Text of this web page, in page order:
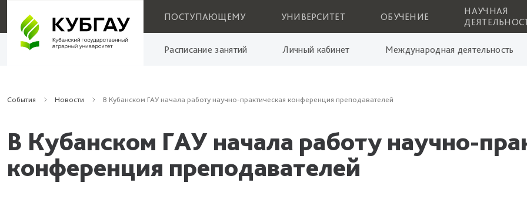
ПОСТУПАЮЩЕМУ УНИВЕРСИТЕТ ОБУЧЕНИЕ
НАУЧНАЯ
Расписание занятий Личный кабинет Международная деятельность
События Новости В Кубанском ГАУ начала работу научно-практическая конференция преподавателей
В Кубанском ГАУ начала работу научно-
конференция преподавателей